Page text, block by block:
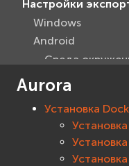
Настройки
Windows
Android
Среда
Aurora
Настройки
Aurora
Установка